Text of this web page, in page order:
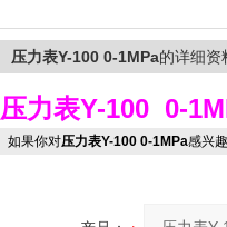
压力表Y-100 0-1MPa的详细资
压力表Y-100 0-
如果你对压力表Y-100 0-1MPa感兴